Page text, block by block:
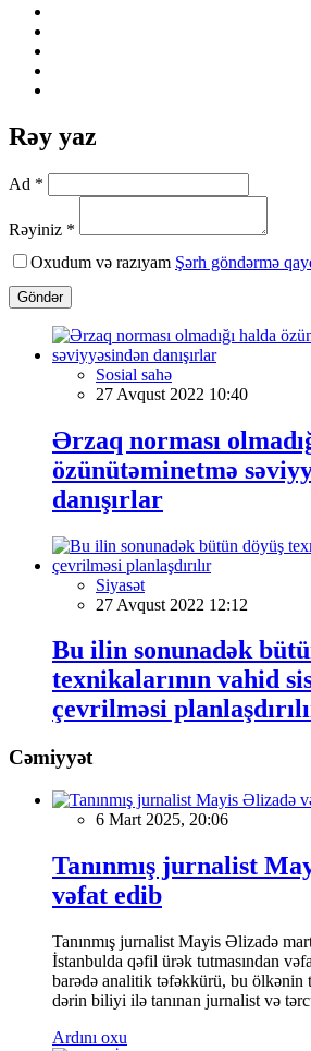
Rəy yaz
Ad *
Rəyiniz *
Oxudum və razıyam Şərh göndərmə
Göndər
Sosial sahə
27 Avqust 2022 10:40
Ərzaq norması
özünütəminetmə
danışırlar
Siyasət
27 Avqust 2022 12:12
Bu ilin sonunadək
texnikalarının vahid
çevrilməsi
Cəmiyyət
6 Mart 2025, 20:06
Tanınmış jurnalist
vəfat edib
Tanınmış jurnalist Mayis Əlizadə
İstanbulda qəfil ürək tutmasından
barədə analitik təfəkkürü, bu ölkənin
dərin biliyi ilə tanınan jurnalist və
Ardını oxu